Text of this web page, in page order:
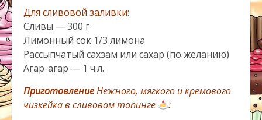
Для сливовой заливки:
Сливы — 300 г
Лимонный сок 1/3 лимона
Рассыпчатый сахзам или сахар (по желанию)
Агар-агар — 1 ч.л.
ПриготовлениеНежного, мягкого и кремового
чизкейка в сливовом топинге
: